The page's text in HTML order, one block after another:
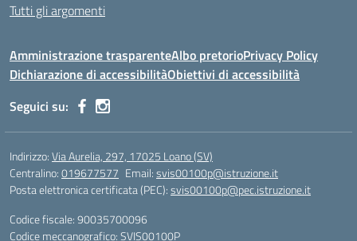
Tutti gli argomenti
Amministrazione trasparenteAlbo pretorioPrivacy Policy
Dichiarazione di accessibilitàObiettivi di accessibilità
Seguici su:
Indirizzo:Via Aurelia, 297, 17025 Loano (SV)
Centralino:019677577 Email:svis00100p@istruzione.it
Posta elettronica certificata (PEC):svis00100p@pec.istruzione.it
Codice fiscale: 90035700096
Codice meccanografico:SVIS00100P